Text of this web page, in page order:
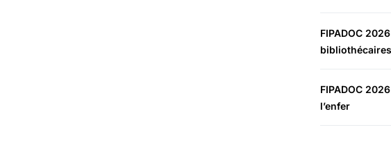
FIPADOC
bibliothécaires
FIPADOC
l’enfer